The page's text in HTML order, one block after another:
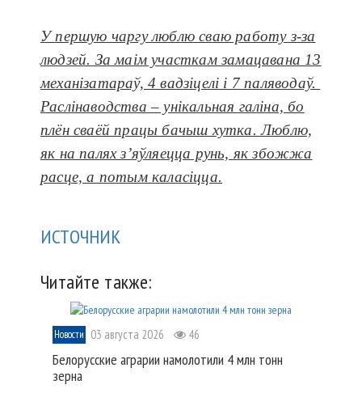
У першую чаргу люблю сваю рабо­ту з-за
людзей. За маім участкам зама­ца­вана 13
механізатараў, 4 вадзіцелі і 7 паля­водаў.
Раслінаводства – унікальная галіна, бо
плён сваёй працы бачыш хутка. Люблю,
як на палях з’яўляецца рунь, як збожжа
расце, а потым каласіцца.
ИСТОЧНИК
Читайте также:
Новости 03 августа 2026 46
Белорусские аграрии намолотили 4 млн тонн
зерна